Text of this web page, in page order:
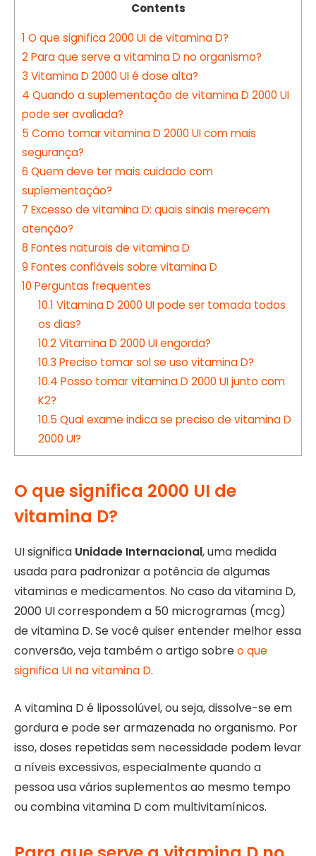
Contents
1 O que significa 2000 UI de vitamina D?
2Para que serve a vitamina D no organismo?
3 Vitamina D 2000 UI é dose alta?
4 Quando a suplementação de vitamina D 2000 UI
pode ser avaliada?
5 Como tomar vitamina D 2000 UI com mais
segurança?
6 Quem deve ter mais cuidado com
suplementação?
7 Excesso de vitamina D: quais sinais merecem
atenção?
8 Fontes naturais de vitamina D
9 Fontes confiáveis sobre vitamina D
10 Perguntas frequentes
10.1 Vitamina D 2000 UI pode ser tomada todos
os dias?
10.2Vitamina D 2000 UI engorda?
10.3 Preciso tomar sol se uso vitamina D?
10.4 Posso tomar vitamina D 2000 UI junto com
K2?
10.5 Qual exame indica se preciso de vitamina D
2000 UI?
O que significa 2000 UI de
vitamina D?
UI significa Unidade Internacional, uma medida
usada para padronizar a potência de algumas
vitaminas e medicamentos. No caso da vitamina D,
2000 UI correspondem a 50 microgramas (mcg)
de vitamina D. Se você quiser entender melhor essa
conversão, veja também o artigo sobreo que
significa UI na vitamina D.
A vitamina D é lipossolúvel, ou seja, dissolve-se em
gordura e pode ser armazenada no organismo. Por
isso, doses repetidas sem necessidade podem levar
a níveis excessivos, especialmente quando a
pessoa usa vários suplementos ao mesmo tempo
ou combina vitamina D com multivitamínicos.